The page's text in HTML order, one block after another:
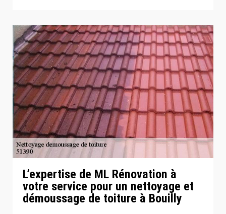
L’expertise de ML Rénovation à
votre service pour un nettoyage et
démoussage de toiture à Bouilly